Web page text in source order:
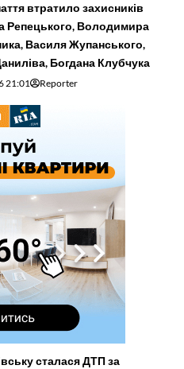
втратило захисників
Репецького, Володимира
Василя Жупанського,
Богдана Клубчука
21:01 Reporter
сталася ДТП за